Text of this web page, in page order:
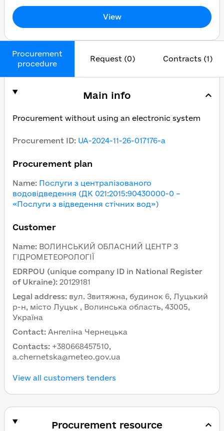
Procurement
procedure
Request (0) Contracts (1)
Main info
Procurement without using an electronic system
Procurement ID: UA-2024-11-26-017176-a
Procurement plan
Name: Послуги з централізованого
водовідведення (ДК 021:2015:90430000-0 –
«Послуги з відведення стічних вод»)
Customer
Name: ВОЛИНСЬКИЙ ОБЛАСНИЙ ЦЕНТР З
ГІДРОМЕТЕОРОЛОГІЇ
EDRPOU (unique company ID in National Register
of Ukraine): 20129181
Legal address: вул. Звитяжна, будинок 6, Луцький
р-н, місто Луцьк , Волинська область, 43005,
Україна
Contact: Ангеліна Чернецька
Contacts: +380668457510,
a.chernetska@meteo.gov.ua
View all customers tenders
Procurement resource
View